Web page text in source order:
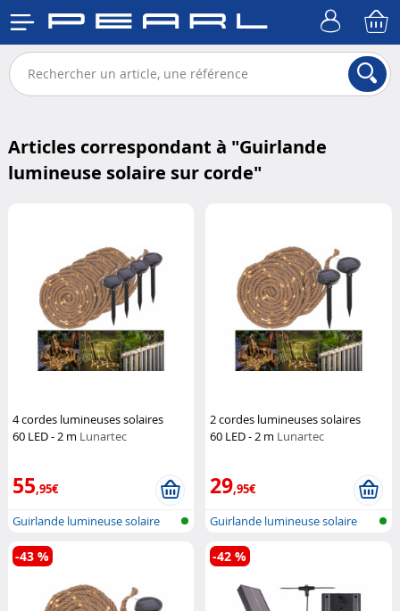
Articles correspondant à "Guirlande
lumineuse solaire sur corde"
4 cordes lumineuses solaires
60 LED - 2 m Lunartec
55,95€
Guirlande lumineuse solaire
sur cor...
2 cordes lumineuses solaires
60 LED - 2 m Lunartec
29,95€
Guirlande lumineuse solaire
sur cor...
-43 % -42 %